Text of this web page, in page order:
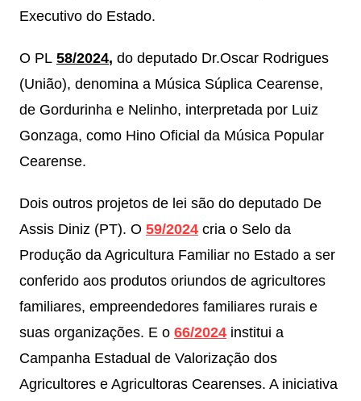
Executivo do Estado.
O PL 58/2024, do deputado Dr.Oscar Rodrigues
(União), denomina a Música Súplica Cearense,
de Gordurinha e Nelinho, interpretada por Luiz
Gonzaga, como Hino Oficial da Música Popular
Cearense.
Dois outros projetos de lei são do deputado De
Assis Diniz (PT). O 59/2024cria o Selo da
Produção da Agricultura Familiar no Estado a ser
conferido aos produtos oriundos de agricultores
familiares, empreendedores familiares rurais e
suas organizações. E o 66/2024institui a
Campanha Estadual de Valorização dos
Agricultores e Agricultoras Cearenses. A iniciativa